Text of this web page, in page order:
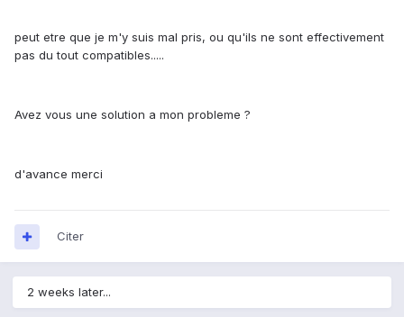
peut etre que je m'y suis mal pris, ou qu'ils ne sont effectivement
pas du tout compatibles.....
Avez vous une solution a mon probleme ?
d'avance merci
Citer
2 weeks later...